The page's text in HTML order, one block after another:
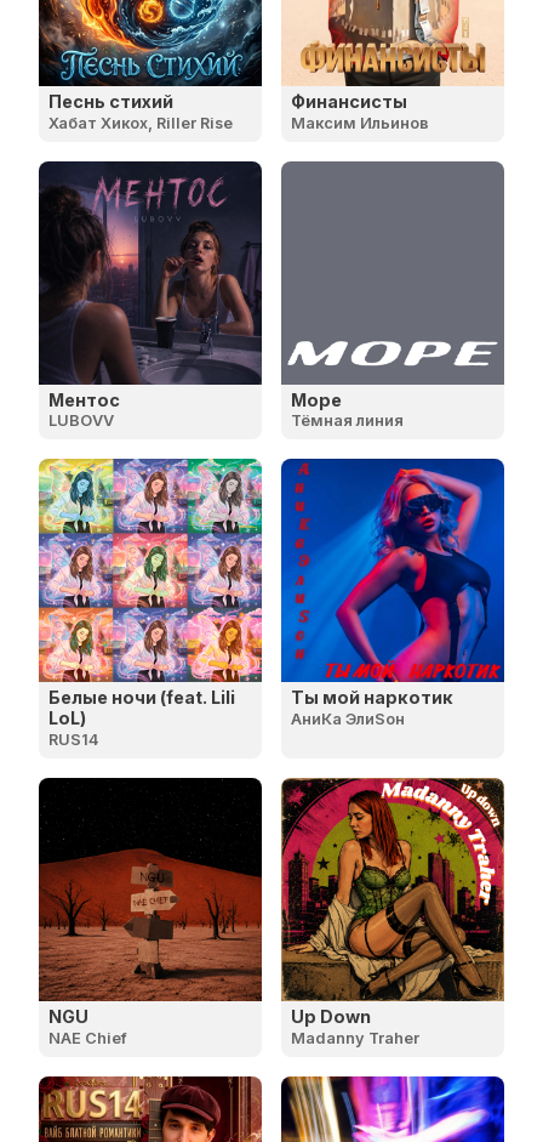
Песнь стихий
Хабат Хикох, Riller Rise
Финансисты
Максим Ильинов
Ментос
LUBOVV
Море
Тёмная линия
Белые ночи (feat. Lili
LoL)
RUS14
Ты мой наркотик
АниКа ЭлиSон
NGU
NAE Chief
Up Down
Madanny Traher